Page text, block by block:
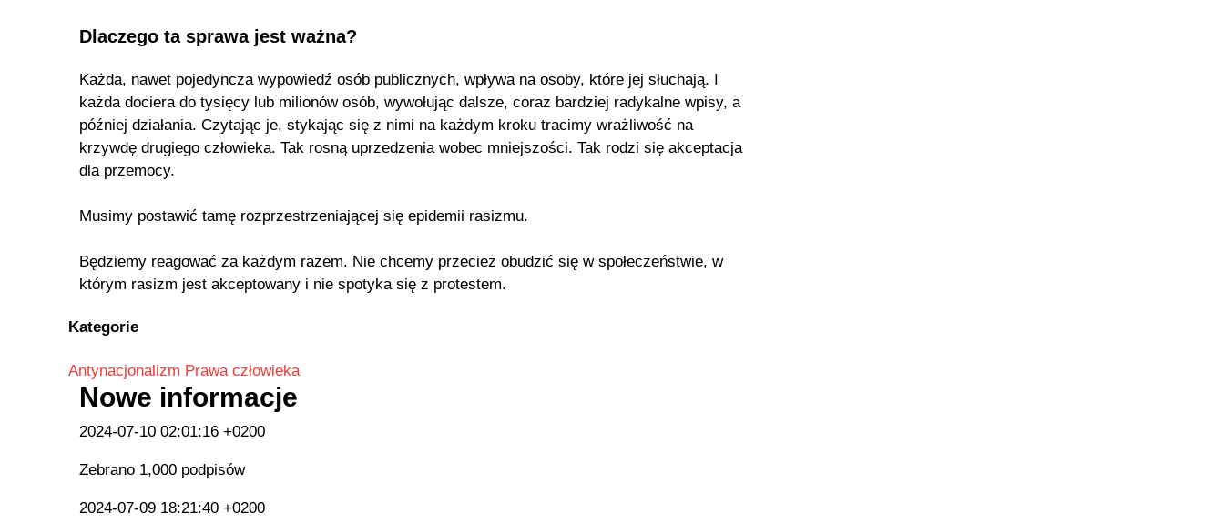
Dlaczego ta sprawa jest ważna?
Każda, nawet pojedyncza wypowiedź osób publicznych, wpływa na osoby, które jej słuchają. I
każda dociera do tysięcy lub milionów osób, wywołując dalsze, coraz bardziej radykalne wpisy, a
później działania. Czytając je, stykając się z nimi na każdym kroku tracimy wrażliwość na
krzywdę drugiego człowieka. Tak rosną uprzedzenia wobec mniejszości. Tak rodzi się akceptacja
dla przemocy.
Musimy postawić tamę rozprzestrzeniającej się epidemii rasizmu.
Będziemy reagować za każdym razem. Nie chcemy przecież obudzić się w społeczeństwie, w
którym rasizm jest akceptowany i nie spotyka się z protestem.
Kategorie
Antynacjonalizm Prawa człowieka
Nowe informacje
2024-07-10 02:01:16 +0200
Zebrano 1,000 podpisów
2024-07-09 18:21:40 +0200